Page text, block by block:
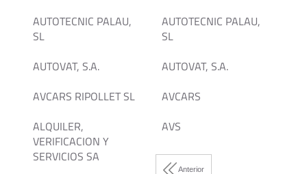
AUTOTECNIC PALAU,
SL
AUTOTECNIC PALAU,
SL
AUTOVAT, S.A.
AUTOVAT, S.A.
AVCARS RIPOLLET SL
AVCARS
ALQUILER,
VERIFICACION Y
SERVICIOS SA
AVS
Anterior